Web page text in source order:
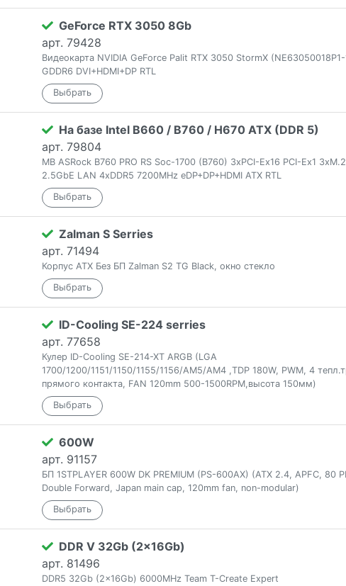
GeForce RTX 3050 8Gb
арт. 79428
Видеокарта NVIDIA GeForce Palit RTX 3050 StormX
GDDR6 DVI+HDMI+DP RTL
На базе Intel B660 / B760 / H670 ATX (DDR 5)
арт. 79804
MB ASRock B760 PRO RS Soc-1700 (B760) 3xPCI-Ex16 PCI-Ex1
2.5GbE LAN 4xDDR5 7200MHz eDP+DP+HDMI ATX RTL
Zalman S Serries
арт. 71494
Корпус ATX Без БП Zalman S2 TG Black, окно стекло
ID-Cooling SE-224 serries
арт. 77658
Кулер ID-Cooling SE-214-XT ARGB (LGA
1700/1200/1151/1150/1155/1156/AM5/AM4 ,TDP 180W, PWM, 4
прямого контакта, FAN 120mm 500-1500RPM,высота 150мм)
600W
арт. 91157
БП 1STPLAYER 600W DK PREMIUM (PS-600AX) (ATX 2.4, APFC, 80
Double Forward, Japan main cap, 120mm fan, non-modular)
DDR V 32Gb (2x16Gb)
арт. 81496
DDR5 32Gb (2x16Gb) 6000MHz Team T-Create Expert